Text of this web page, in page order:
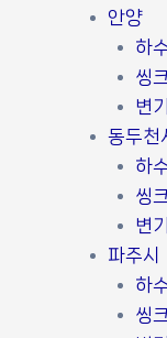
안양
하
씽
변
동두천
하
씽
변
파주시
하
씽